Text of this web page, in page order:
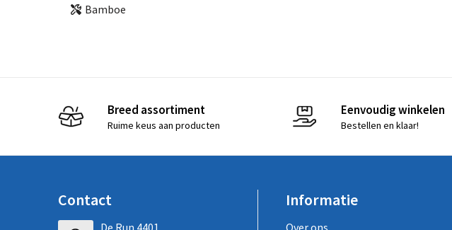
Bamboe
Breed assortiment
Ruime keus aan producten
Eenvoudig winkelen
Bestellen en klaar!
Contact Informatie